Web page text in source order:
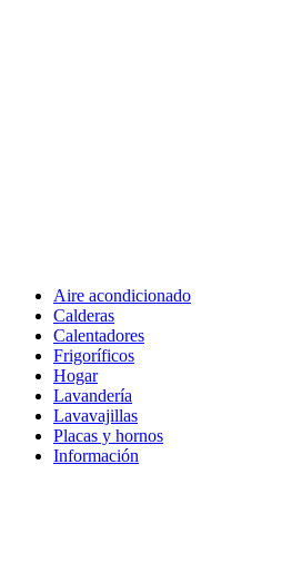
Aire acondicionado
Calderas
Calentadores
Frigoríficos
Hogar
Lavandería
Lavavajillas
Placas y hornos
Información